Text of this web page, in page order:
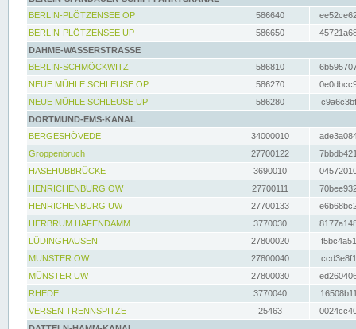
BERLIN-PLÖTZENSEE OP
586640
BERLIN-PLÖTZENSEE UP
586650
DAHME-WASSERSTRASSE
BERLIN-SCHMÖCKWITZ
586810
NEUE MÜHLE SCHLEUSE OP
586270
NEUE MÜHLE SCHLEUSE UP
586280
DORTMUND-EMS-KANAL
BERGESHÖVEDE
34000010
Groppenbruch
27700122
HASEHUBBRÜCKE
3690010
HENRICHENBURG OW
27700111
HENRICHENBURG UW
27700133
HERBRUM HAFENDAMM
3770030
LÜDINGHAUSEN
27800020
MÜNSTER OW
27800040
MÜNSTER UW
27800030
RHEDE
3770040
VERSEN TRENNSPITZE
25463